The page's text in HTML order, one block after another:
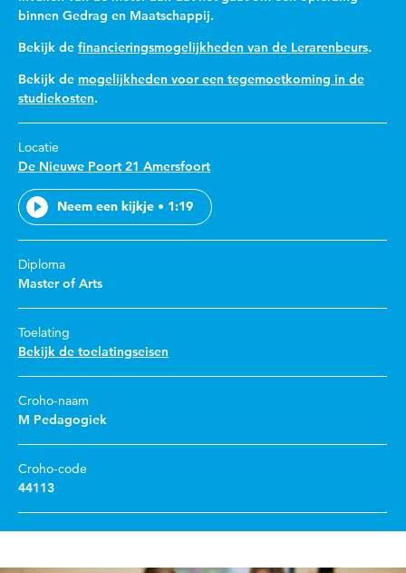
binnen Gedrag en Maatschappij.
Bekijk de financieringsmogelijkheden van de Lerarenbeurs.
Bekijk de mogelijkheden voor een tegemoetkoming in de
studiekosten.
Locatie
De Nieuwe Poort 21 Amersfoort
Neem een kijkje • 1:19
Diploma
Master of Arts
Toelating
Bekijk de toelatingseisen
Croho-naam
M Pedagogiek
Croho-code
44113